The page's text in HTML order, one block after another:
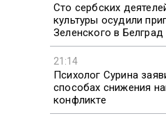
Сто сербских
культуры осудили
Зеленского в Белград
21:14
Психолог Сурина
способах снижения
конфликте